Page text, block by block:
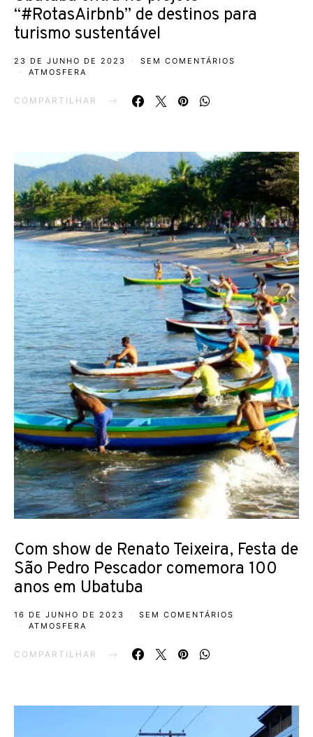
“#RotasAirbnb” de destinos para
turismo sustentável
23 DE JUNHO DE 2023
SEM COMENTÁRIOS
ATMOSFERA
COMPARTILHAR
Com show de Renato Teixeira, Festa de
São Pedro Pescador comemora 100
anos em Ubatuba
16 DE JUNHO DE 2023
SEM COMENTÁRIOS
ATMOSFERA
COMPARTILHAR